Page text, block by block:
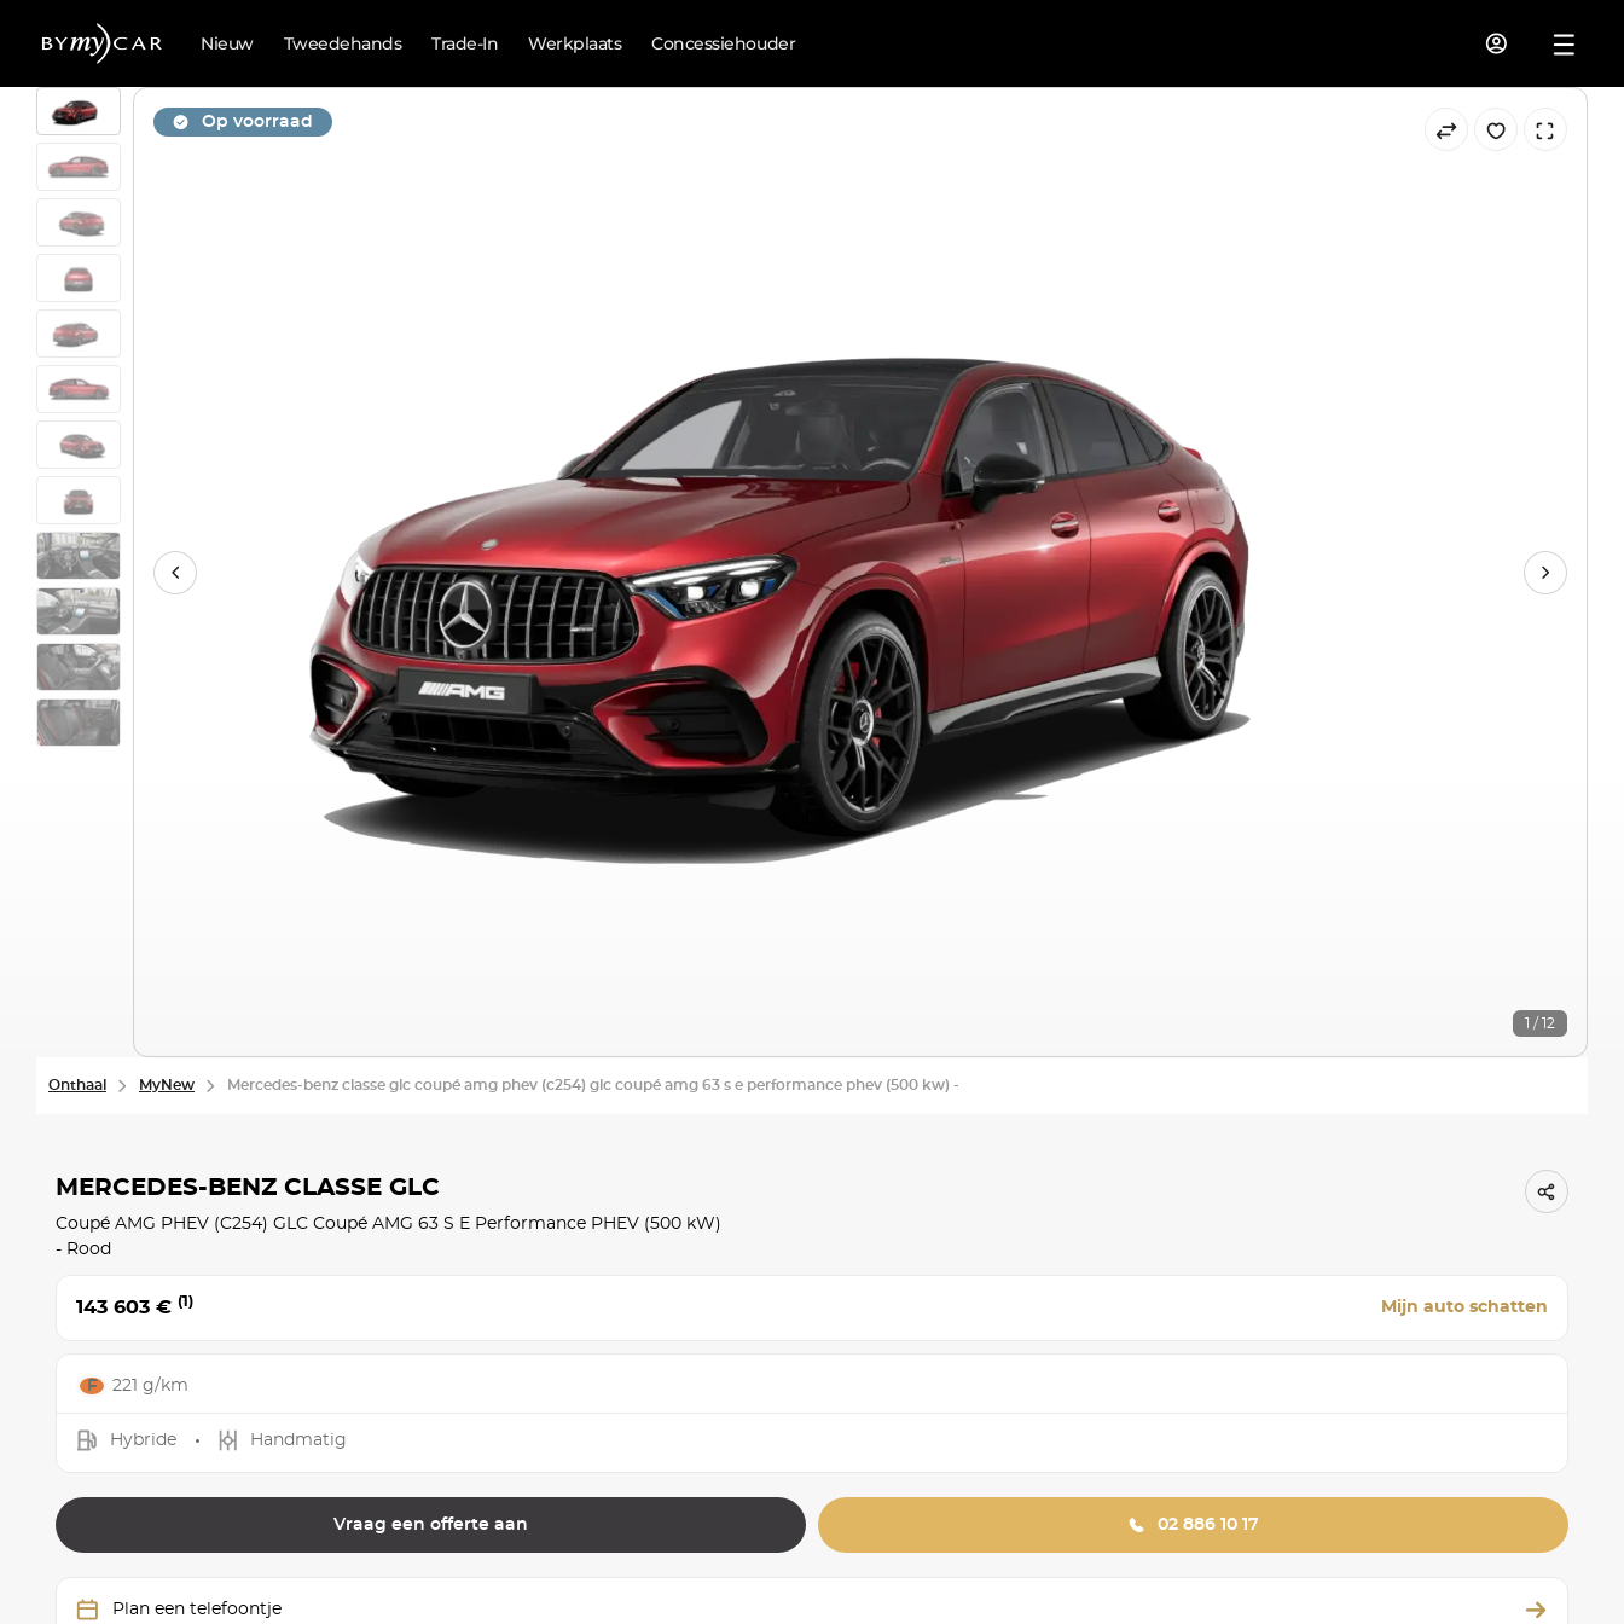
Nieuw Tweedehands Trade-In Werkplaats Concessiehouder
Onthaal MyNew Mercedes-benz classe glc coupé amg phev (c254) glc coupé amg 63 s e performance phev (500 kw) -
Op voorraad
1 / 12
MERCEDES-BENZ CLASSE GLC
Coupé AMG PHEV (C254) GLC Coupé AMG 63 S E Performance PHEV (500 kW)
- Rood
143 603 € (1) Mijn auto schatten
221 g/km
Hybride Handmatig
Vraag een offerte aan 02 886 10 17
Plan een telefoontje